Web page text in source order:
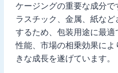
ケージングの重要な成分
ラスチック、金属、紙な
するため、包装用途に最
性能、市場の相乗効果に
きな成長を遂げています。